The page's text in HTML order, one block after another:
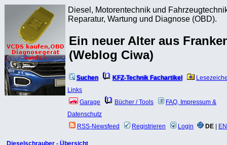
Diesel, Motorentechnik und
Reparatur, Wartung und Diagnose (OBD).
Ein neuer Alter aus
(Weblog Ciwa)
Suchen KFZ-Technik Fachartikel
Links
Garage
Bücher / Tools
FAQ, Impressum &
Datenschutz
RSS-Newsfeed
Registrieren Login DE EN
Dieselschrauber - Übersicht